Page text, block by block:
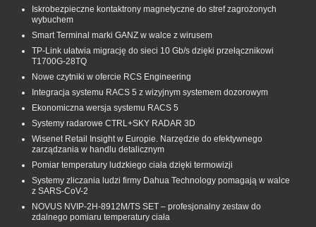
Iskrobezpieczne kontaktrony magnetyczne do stref zagrożonych
wybuchem
Smart Terminal marki GANZ w walce z wirusem
TP-Link ułatwia migrację do sieci 10 Gb/s dzięki przełącznikowi
T1700G‑28TQ
Nowe czytniki w ofercie RCS Engineering
Integracja systemu RACS 5 z wizyjnym systemem dozorowym
Ekonomiczna wersja systemu RACS 5
Systemy radarowe CTRL+SKY RADAR 3D
Wisenet Retail Insight w Europie. Narzędzie do efektywnego
zarządzania w handlu detalicznym
Pomiar temperatury ludzkiego ciała dzięki termowizji
Systemy zliczania ludzi firmy Dahua Technology pomagają w walce
z SARS-CoV-2
NOVUS NVIP-2H-8912M/TS SET – profesjonalny zestaw do
zdalnego pomiaru temperatury ciała